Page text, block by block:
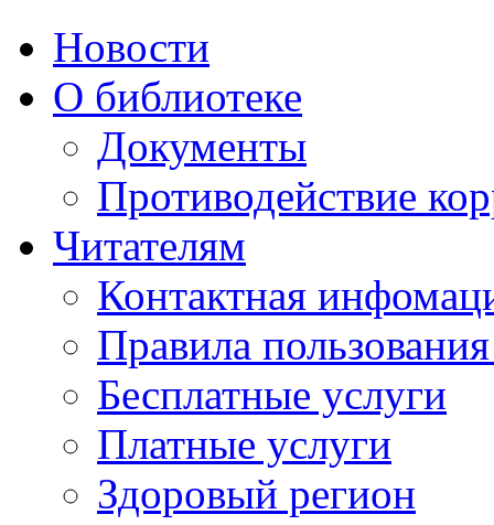
Новости
О библиотеке
Документы
Противодействие
Читателям
Контактная
Правила
Бесплатные услуги
Платные услуги
Здоровый регион